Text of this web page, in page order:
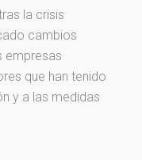
la crisis
cambios
empresas
que han tenido
y a las medidas